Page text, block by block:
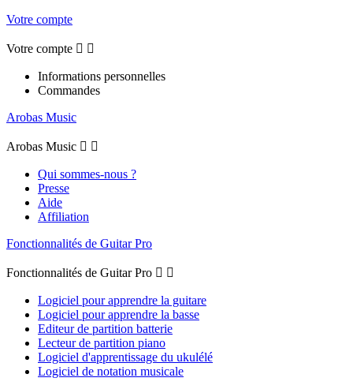
Votre compte
Votre compte  
Informations personnelles
Commandes
Arobas Music
Arobas Music  
Qui sommes-nous ?
Presse
Aide
Affiliation
Fonctionnalités de Guitar Pro
Fonctionnalités de Guitar Pro  
Logiciel pour apprendre la guitare
Logiciel pour apprendre la basse
Editeur de partition batterie
Lecteur de partition piano
Logiciel d'apprentissage du ukulélé
Logiciel de notation musicale